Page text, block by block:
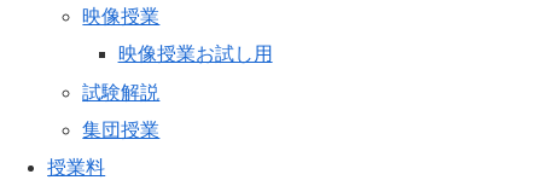
映像授業
映像授業お試し用
試験解説
集団授業
授業料